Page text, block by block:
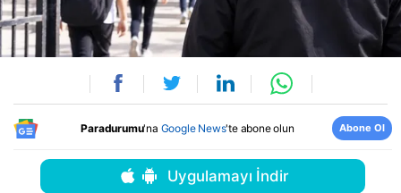
Paradurumu'na Google News'te abone olun Abone Ol
Uygulamayı İndir